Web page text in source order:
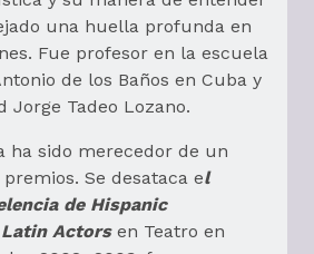
una huella profunda en
Fue profesor en la escuela
de los Baños en Cuba y
Jorge Tadeo Lozano.
ha sido merecedor de un
Se desataca el
de Hispanic
Actors en Teatro en